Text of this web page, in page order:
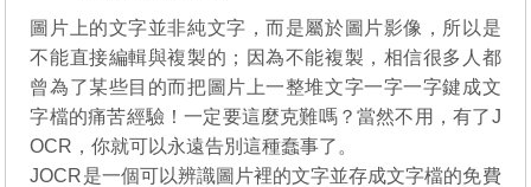
圖片上的文字並非純文字，而是屬於圖片影像，所以是
不能直接編輯與複製的；因為不能複製，相信很多人都
曾為了某些目的而把圖片上一整堆文字一字一字鍵成文
字檔的痛苦經驗！一定要這麼克難嗎？當然不用，有了J
OCR，你就可以永遠告別這種蠢事了。
JOCR是一個可以辨識圖片裡的文字並存成文字檔的免費